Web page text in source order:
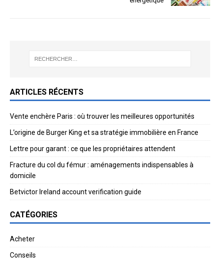
ARTICLES RÉCENTS
Vente enchère Paris : où trouver les meilleures opportunités
L’origine de Burger King et sa stratégie immobilière en France
Lettre pour garant : ce que les propriétaires attendent
Fracture du col du fémur : aménagements indispensables à
domicile
Betvictor Ireland account verification guide
CATÉGORIES
Acheter
Conseils